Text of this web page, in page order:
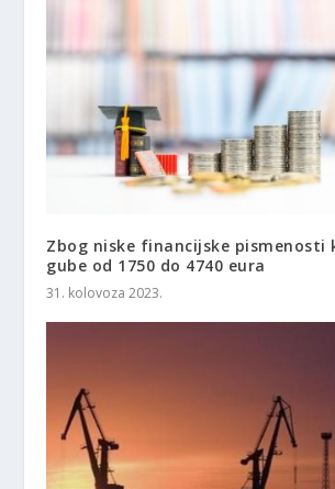
Zbog niske financijske pismenosti
gube od 1750 do 4740 eura
31. kolovoza 2023.